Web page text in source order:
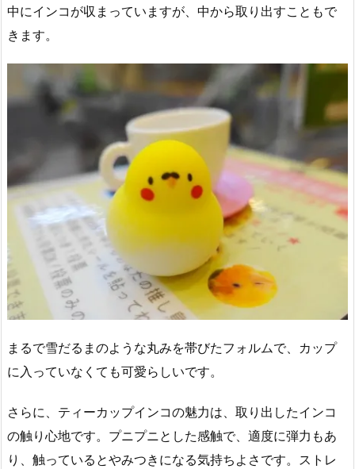
中にインコが収まっていますが、中から取り出すこともで
きます。
まるで雪だるまのような丸みを帯びたフォルムで、カップ
に入っていなくても可愛らしいです。
さらに、ティーカップインコの魅力は、取り出したインコ
の触り心地です。プニプニとした感触で、適度に弾力もあ
り、触っているとやみつきになる気持ちよさです。ストレ